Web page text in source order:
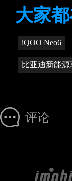
大家
iQOO Neo6
比亚迪新能源
评论